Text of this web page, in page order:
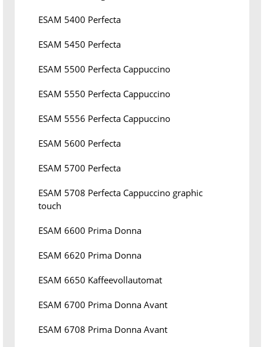
ESAM 5400 Perfecta
ESAM 5450 Perfecta
ESAM 5500 Perfecta Cappuccino
ESAM 5550 Perfecta Cappuccino
ESAM 5556 Perfecta Cappuccino
ESAM 5600 Perfecta
ESAM 5700 Perfecta
ESAM 5708 Perfecta Cappuccino graphic
touch
ESAM 6600 Prima Donna
ESAM 6620 Prima Donna
ESAM 6650 Kaffeevollautomat
ESAM 6700 Prima Donna Avant
ESAM 6708 Prima Donna Avant